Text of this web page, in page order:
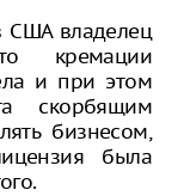
США владелец
кремации
и при этом
скорбящим
бизнесом,
была